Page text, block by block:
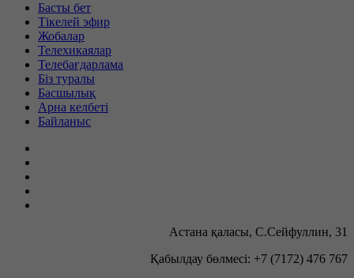
Басты бет
Тікелей эфир
Жобалар
Телехикаялар
Телебағдарлама
Біз туралы
Басшылық
Арна келбеті
Байланыс
Астана қаласы, С.Сейфуллин, 31
Қабылдау бөлмесі: +7 (7172) 476 767